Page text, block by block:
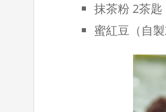
抹茶粉 2茶匙
蜜紅豆（自